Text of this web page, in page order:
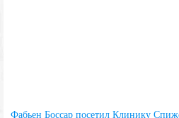
Фабьен Боссар посетил Клинику